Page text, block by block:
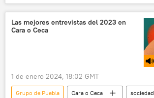
Ernesto Samper
Andrés Manuel López Obrador
México
seguridad
💬 Entrevistas
Las mejores entrevistas del 2023 en
Cara o Ceca
1 de enero 2024, 18:02 GMT
Grupo de Puebla Cara o Ceca
sociedad